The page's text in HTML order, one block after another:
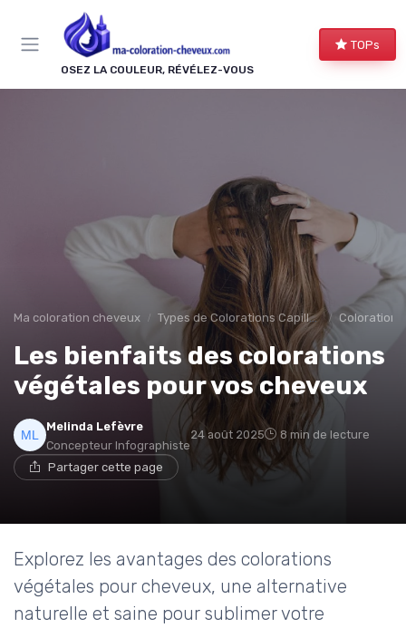
OSEZ LA COULEUR, RÉVÉLEZ-VOUS
TOPs
Ma coloration cheveux Types de Colorations Capillaires
Les bienfaits des colorations
végétales pour vos cheveux
Melinda Lefèvre
Concepteur Infographiste
24 août 2025 8 min de lecture
Partager cette page
Explorez les avantages des colorations
végétales pour cheveux, une alternative
naturelle et saine pour sublimer votre
Panneau de gestion des cookies